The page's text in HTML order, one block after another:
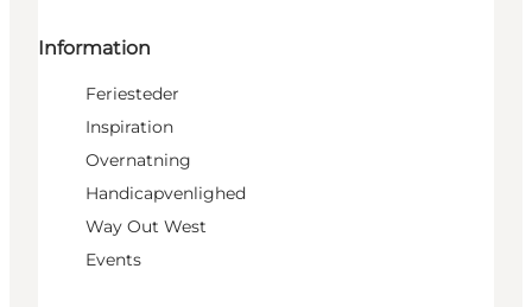
Information
Feriesteder
Inspiration
Overnatning
Handicapvenlighed
Way Out West
Events